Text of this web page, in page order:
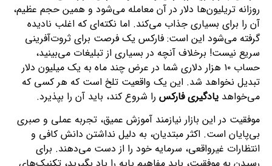
روزانه تریلیون‌ها دلار در آن معامله می‌شود و همین حجم عظیم،
آن را برای بسیاری جذاب می‌کند. اما نکته‌ای که اغلب نادیده
گرفته می‌شود این است: فارکس یک فرصت برای ثروت‌آفرینی
سریع نیست! برخلاف آنچه در بسیاری از تبلیغات می‌بینید،
حساب ۱۰ هزار دلاری شما در عرض چند ماه به یک میلیون دلار
تبدیل نخواهد شد. این یک واقعیت تلخ است که هر کسی که
می‌خواهد یادگیری فارکس را شروع کند، باید آن را بپذیرد.
موفقیت در این بازار نیازمند آموزش عمیق، تجربه عملی و صبری
بی‌پایان است. اکثر مبتدیان، به دلیل نداشتن دانش کافی و
انتظارات غیرواقعی، سرمایه خود را از دست می‌دهند. برای